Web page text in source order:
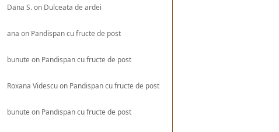
Dana S.on Dulceata de ardei
ana on Pandispan cu fructe de post
bunute on Pandispan cu fructe de post
Roxana Videscuon Pandispan cu fructe de post
bunute on Pandispan cu fructe de post